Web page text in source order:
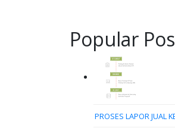
Popular
PROSES LAPOR JUAL